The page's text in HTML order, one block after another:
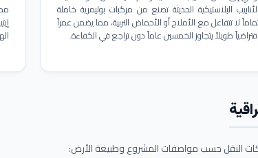
الأنابيب البلاستيكية الحديثة تصنع من مركبات بوليمرية خاملة
لا تتفاعل مع الأملاح أو الأحماض التربية، مما يضمن عمراً
افتراضياً طويلاً يتجاوز الخمسين عاماً دون تراجع في الكفاءة.
النقل حسب مواصفات المشروع وطبيعة الأرض: